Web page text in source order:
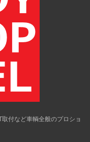
付など車輌全般のプロショ